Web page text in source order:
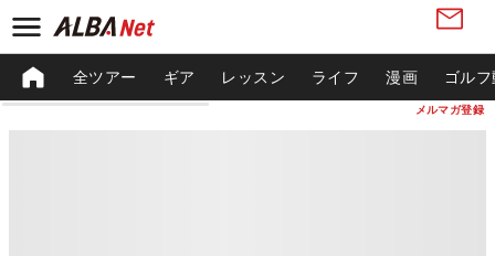
メルマガ登録
全ツアー ギア レッスン ライフ 漫画 ゴル